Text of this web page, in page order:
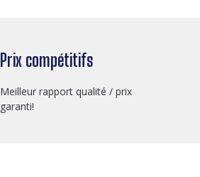
Prix compétitifs
Meilleur rapport qualité / prix
garanti!